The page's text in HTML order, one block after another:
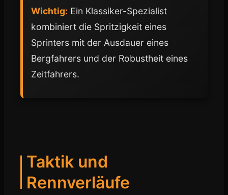
Wichtig: Ein Klassiker-Spezialist
kombiniert die Spritzigkeit eines
Sprinters mit der Ausdauer eines
Bergfahrers und der Robustheit eines
Zeitfahrers.
Taktik und
Rennverläufe